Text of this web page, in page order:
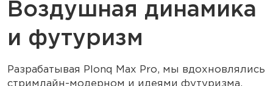
Воздушная динамика
и футуризм
Разрабатывая Plonq Max Pro, мы вдохновлялись
стримлайн-модерном и идеями футуризма.